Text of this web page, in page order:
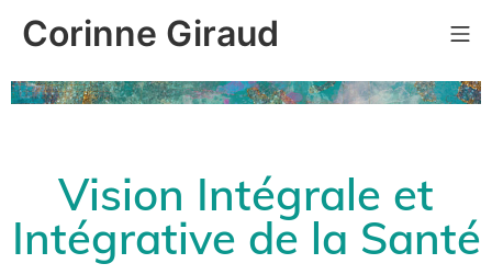
Corinne Giraud
Vision Intégrale et
Intégrative de la Santé